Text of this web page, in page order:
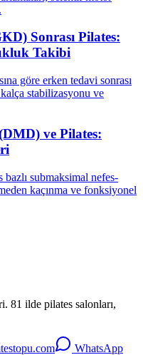
Sonrası Pilates:
Takibi
göre erken tedavi sonrası
stabilizasyonu ve
ve Pilates:
submaksimal nefes-
kaçınma ve fonksiyonel
81 ilde pilates salonları,
WhatsApp